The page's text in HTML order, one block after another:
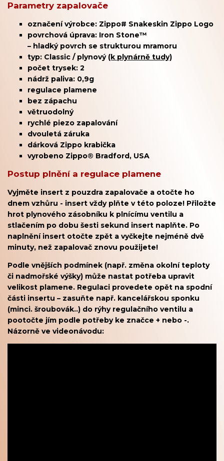
Parametry zapalovače
označení výrobce: Zippo# Snakeskin Zippo Logo
povrchová úprava: Iron Stone™
– hladký povrch se strukturou mramoru
typ: Classic / plynový (k plynárně tudy)
počet trysek: 2
nádrž paliva: 0,9g
regulace plamene
bez zápachu
větruodolný
rychlé piezo zapalování
dvouletá záruka
dárková Zippo krabička
vyrobeno Zippo® Bradford, USA
Postup plnění a regulace plamene
Vyjměte insert z pouzdra zapalovače a otočte ho
dnem vzhůru - insert vždy plňte v této poloze! Přiložte
hrot plynového zásobníku k plnícímu ventilu a
stlačením po dobu šesti sekund insert naplňte. Po
naplnění insert otočte zpět a vyčkejte nejméně dvě
minuty, než zapalovač znovu použijete!
Podle vnějších podmínek (např. změna okolní teploty
či nadmořské výšky) může nastat potřeba upravit
velikost plamene. Regulaci provedete opět na spodní
části insertu – zasuňte např. kancelářskou sponku
(minci. šroubovák..) do rýhy regulačního ventilu a
pootočte jím podle potřeby ke značce + nebo -.
Názorně ve videonávodu: